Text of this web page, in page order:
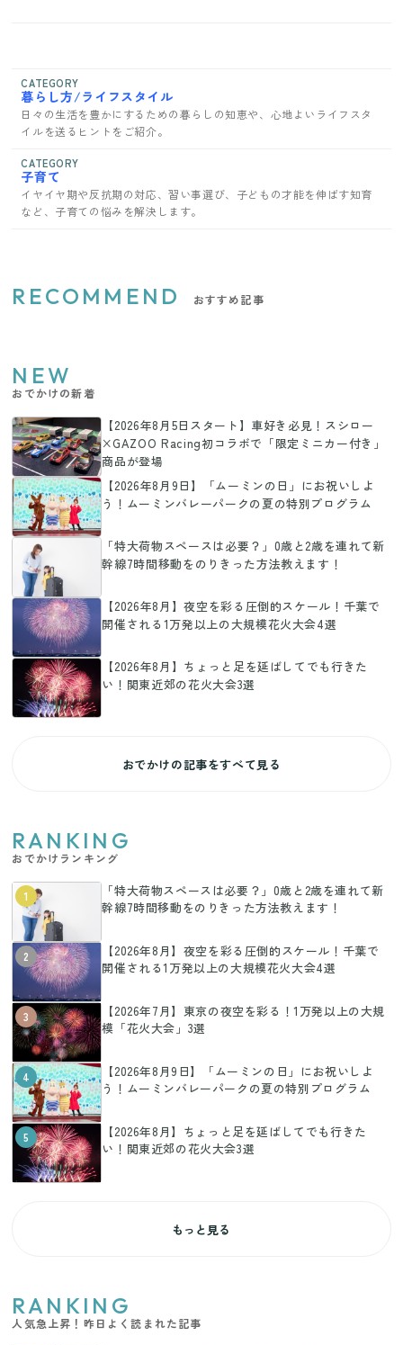
CATEGORY
暮らし方/ライフスタイル
日々の生活を豊かにするための暮らしの知恵や、心地よいライフスタ
イルを送るヒントをご紹介。
CATEGORY
子育て
イヤイヤ期や反抗期の対応、習い事選び、子どもの才能を伸ばす知育
など、子育ての悩みを解決します。
RECOMMEND おすすめ記事
NEW
おでかけの新着
【2026年8月5日スタート】車好き必見！スシロー
×GAZOO Racing初コラボで「限定ミニカー付き」
商品が登場
【2026年8月9日】「ムーミンの日」にお祝いしよ
う！ムーミンバレーパークの夏の特別プログラム
「特大荷物スペースは必要？」0歳と2歳を連れて新
幹線7時間移動をのりきった方法教えます！
【2026年8月】夜空を彩る圧倒的スケール！千葉で
開催される1万発以上の大規模花火大会4選
【2026年8月】ちょっと足を延ばしてでも行きた
い！関東近郊の花火大会3選
おでかけの記事をすべて見る
RANKING
おでかけランキング
1
「特大荷物スペースは必要？」0歳と2歳を連れて新
幹線7時間移動をのりきった方法教えます！
2
【2026年8月】夜空を彩る圧倒的スケール！千葉で
開催される1万発以上の大規模花火大会4選
3
【2026年7月】東京の夜空を彩る！1万発以上の大規
模「花火大会」3選
4
【2026年8月9日】「ムーミンの日」にお祝いしよ
う！ムーミンバレーパークの夏の特別プログラム
5
【2026年8月】ちょっと足を延ばしてでも行きた
い！関東近郊の花火大会3選
もっと見る
RANKING
人気急上昇！昨日よく読まれた記事